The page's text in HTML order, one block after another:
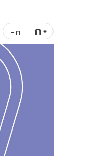
คลิป
พอดแคสต์
-ก ก+